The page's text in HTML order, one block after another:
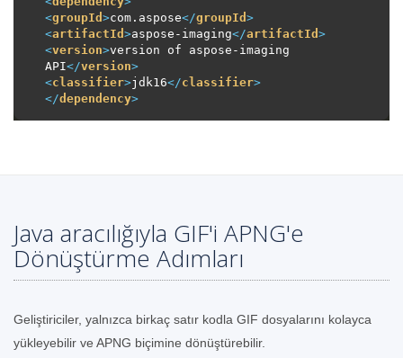
<groupId >com.aspose</groupId >
<artifactId >aspose-imaging</artifactId >
<version>version of aspose-imaging
API</version>
<classifier>jdk16</classifier>
</dependency>
Java aracılığıyla GIF'i APNG'e
Dönüştürme Adımları
Geliştiriciler, yalnızca birkaç satır kodla GIF dosyalarını kolayca
yükleyebilir ve APNG biçimine dönüştürebilir.